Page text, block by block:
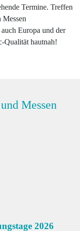
Termine. Treffen
Messen
Europa und der
Qualität hautnah!
Messen
2026